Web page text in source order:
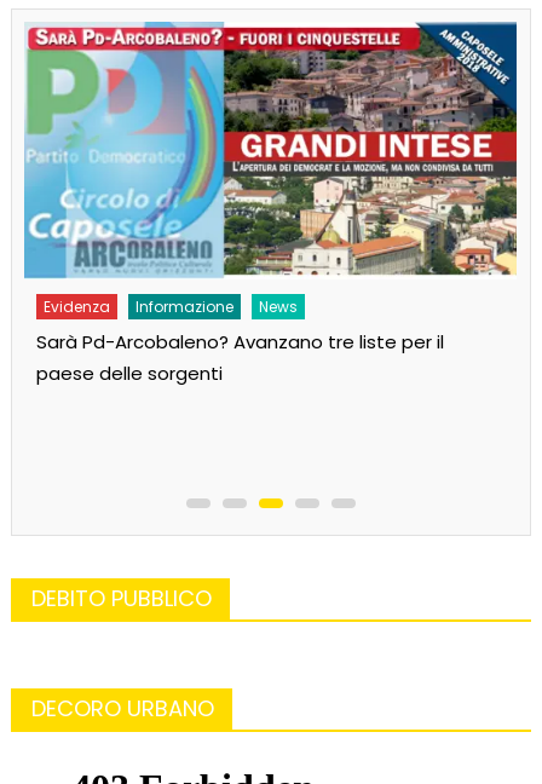
Evidenza Informazione News
Sarà Pd-Arcobaleno? Avanzano tre liste per il
paese delle sorgenti
DEBITO PUBBLICO
DECORO URBANO